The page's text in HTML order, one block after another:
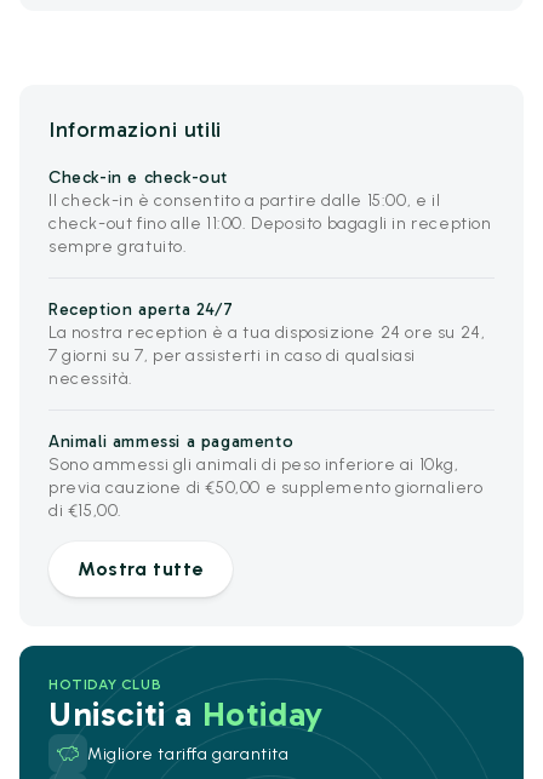
Informazioni utili
Check-in e check-out
Il check-in è consentito a partire dalle 15:00, e il
check-out fino alle 11:00. Deposito bagagli in reception
sempre gratuito.
Reception aperta 24/7
La nostra reception è a tua disposizione 24 ore su 24,
7 giorni su 7, per assisterti in caso di qualsiasi
necessità.
Animali ammessi a pagamento
Sono ammessi gli animali di peso inferiore ai 10kg,
previa cauzione di €50,00 e supplemento giornaliero
di €15,00.
Mostra tutte
HOTIDAY CLUB
Unisciti a Hotiday
Migliore tariffa garantita